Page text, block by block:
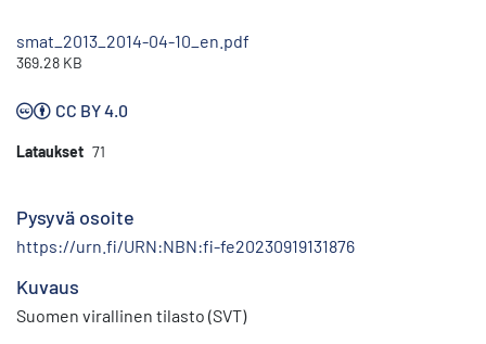
smat_2013_2014-04-10_en.pdf
369.28 KB
CC BY 4.0
Lataukset 71
Pysyvä osoite
https://urn.fi/URN:NBN:fi-fe20230919131876
Kuvaus
Suomen virallinen tilasto (SVT)